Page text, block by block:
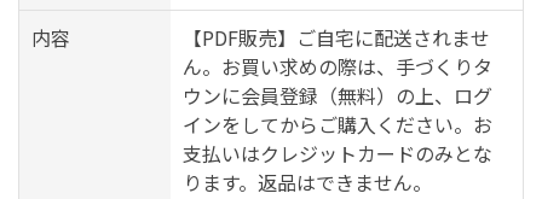
内容
【PDF販売】ご自宅に配送されませ
ん。お買い求めの際は、手づくりタ
ウンに会員登録（無料）の上、ログ
インをしてからご購入ください。お
支払いはクレジットカードのみとな
ります。返品はできません。